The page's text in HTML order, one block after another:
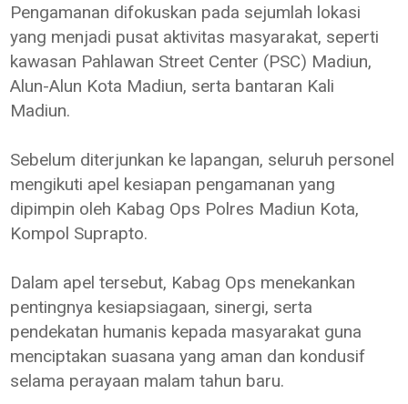
Pengamanan difokuskan pada sejumlah lokasi
yang menjadi pusat aktivitas masyarakat, seperti
kawasan Pahlawan Street Center (PSC) Madiun,
Alun-Alun Kota Madiun, serta bantaran Kali
Madiun.
Sebelum diterjunkan ke lapangan, seluruh personel
mengikuti apel kesiapan pengamanan yang
dipimpin oleh Kabag Ops Polres Madiun Kota,
Kompol Suprapto.
Dalam apel tersebut, Kabag Ops menekankan
pentingnya kesiapsiagaan, sinergi, serta
pendekatan humanis kepada masyarakat guna
menciptakan suasana yang aman dan kondusif
selama perayaan malam tahun baru.